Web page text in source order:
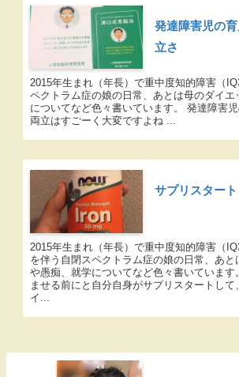
発達障害児の
立さ
2015年生まれ（年長）で重中度知的障害（
ペクトラム症の娘の日常、あとは母のダイエ
についてなど色々書いています。 発達障害
両立はすごーく大変ですよね ...
サプリスタート
2015年生まれ（年長）で重中度知的障害（
を伴う自閉スペクトラム症の娘の日常、あと
や愚痴、就学についてなど色々書いています
ませる前にと自分自身がサプリスタートして
イ...